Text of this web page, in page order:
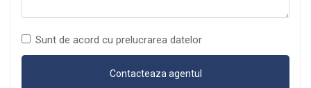
Sunt de acord cu prelucrarea datelor